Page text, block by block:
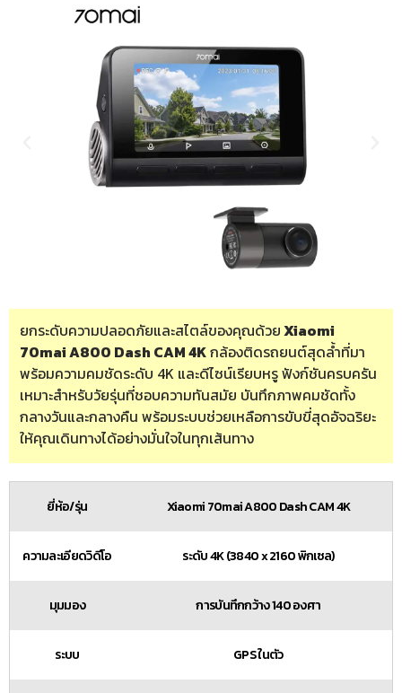
ยกระดับความปลอดภัยและสไตล์ของคุณด้วยXiaomi
70mai A800 Dash CAM 4Kกล้องติดรถยนต์สุดล้ำที่มา
พร้อมความคมชัดระดับ 4K และดีไซน์เรียบหรู ฟังก์ชันครบครัน
เหมาะสำหรับวัยรุ่นที่ชอบความทันสมัย บันทึกภาพคมชัดทั้ง
กลางวันและกลางคืน พร้อมระบบช่วยเหลือการขับขี่สุดอัจฉริยะ
ให้คุณเดินทางได้อย่างมั่นใจในทุกเส้นทาง
ยี่ห้อ/รุ่น Xiaomi 70mai A800 Dash CAM 4K
ความละเอียดวิดีโอ ระดับ 4K (3840 x 2160 พิกเซล)
มุมมอง การบันทึกกว้าง 140 องศา
ระบบ GPS ในตัว